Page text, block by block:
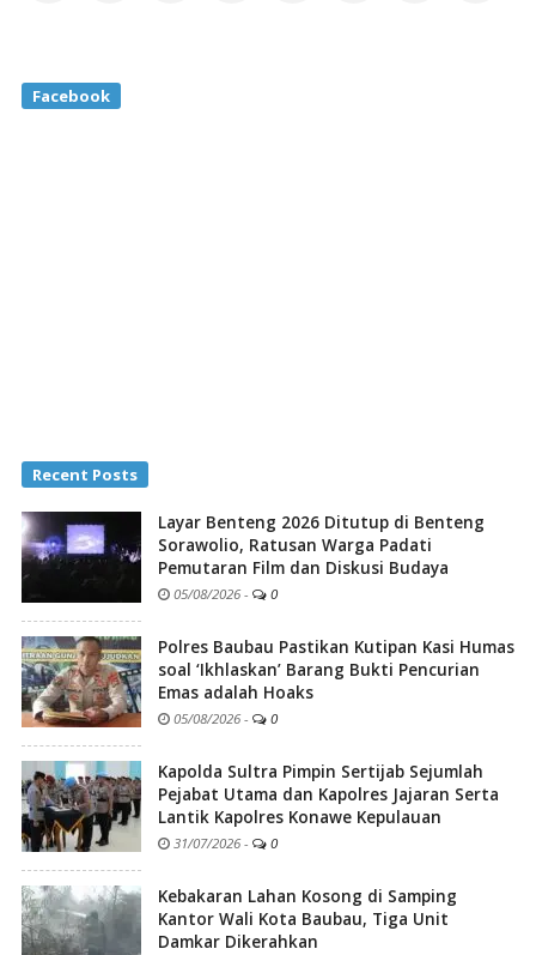
Facebook
Recent Posts
Layar Benteng 2026 Ditutup di Benteng
Sorawolio, Ratusan Warga Padati
Pemutaran Film dan Diskusi Budaya
05/08/2026 - 0
Polres Baubau Pastikan Kutipan Kasi Humas
soal ‘Ikhlaskan’ Barang Bukti Pencurian
Emas adalah Hoaks
05/08/2026 - 0
Kapolda Sultra Pimpin Sertijab Sejumlah
Pejabat Utama dan Kapolres Jajaran Serta
Lantik Kapolres Konawe Kepulauan
31/07/2026 - 0
Kebakaran Lahan Kosong di Samping
Kantor Wali Kota Baubau, Tiga Unit
Damkar Dikerahkan